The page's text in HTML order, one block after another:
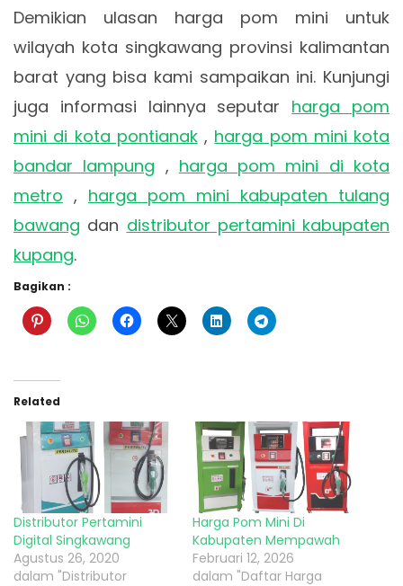
Demikian ulasan harga pom mini untuk
wilayah kota singkawang provinsi kalimantan
barat yang bisa kami sampaikan ini. Kunjungi
juga informasi lainnya seputar harga pom
mini di kota pontianak, harga pom mini kota
bandar lampung , harga pom mini di kota
metro , harga pom mini kabupaten tulang
bawang dan distributor pertamini kabupaten
kupang.
Bagikan :
Related
Distributor Pertamini
Digital Singkawang
Agustus 26, 2020
dalam "Distributor
Harga Pom Mini Di
Kabupaten Mempawah
Februari 12, 2026
dalam "Daftar Harga